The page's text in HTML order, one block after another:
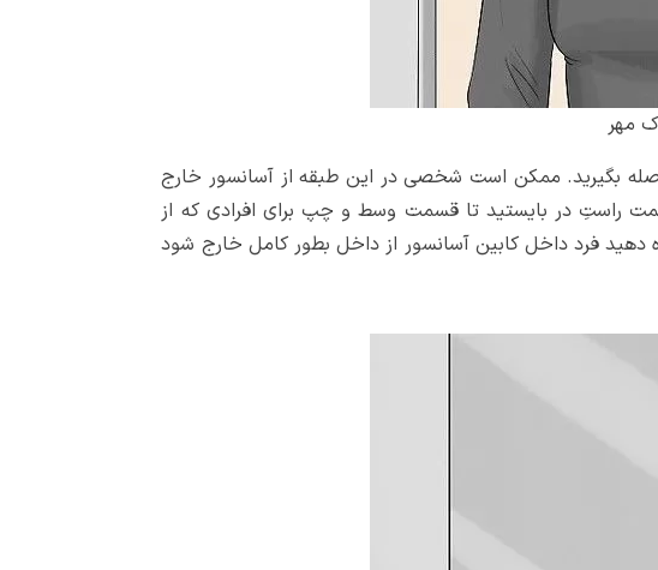
مهر
بگیرید. ممکن است شخصی در این طبقه از آسانسور خارج
راستِ در بایستید تا قسمت وسط و چپ برای افرادی که از
دهید فرد داخل کابین آسانسور از داخل بطور کامل خارج شود